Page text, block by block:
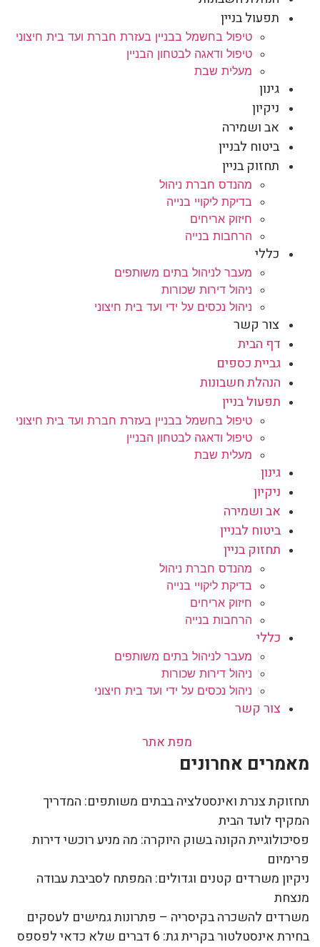
תפעול בניין
טיפול בחשמל בבניין בעזרת חברת ועד בית חיצוני
טיפול ודאגה לבטחון הבניין
מעלית שבת
גינון
ניקיון
אב ושמירה
ביטוח לבניין
תחזוק בניין
מהנדס חברת ניהול
בדיקת ליקויי בנייה
חיזוק אריחים
הרחבות בנייה
כללי
מעבר לניהול בתים משותפים
ניהול דירות שכורות
ניהול נכסים על ידי ועד בית חיצוני
צור קשר
דף הבית
גביית כספים
הנהלת חשבונות
תפעול בניין
טיפול בחשמל בבניין בעזרת חברת ועד בית חיצוני
טיפול ודאגה לבטחון הבניין
מעלית שבת
גינון
ניקיון
אב ושמירה
ביטוח לבניין
תחזוק בניין
מהנדס חברת ניהול
בדיקת ליקויי בנייה
חיזוק אריחים
הרחבות בנייה
כללי
מעבר לניהול בתים משותפים
ניהול דירות שכורות
ניהול נכסים על ידי ועד בית חיצוני
צור קשר
מפת אתר
מאמרים אחרונים
תחזוקת צנרת ואינסטלציה בבתים משותפים: המדריך
המקיף לועד הבית
פסיכולוגיית הקונה בשוק היוקרה: מה מניע רוכשי דירות
פרימיום
ניקיון משרדים קטנים וגדולים: המפתח לסביבת עבודה
מנצחת
משרדים להשכרה בקיסריה – פתרונות גמישים לעסקים
בחירת אינסטלטור בקרית גת: 6 דברים שלא כדאי לפספס